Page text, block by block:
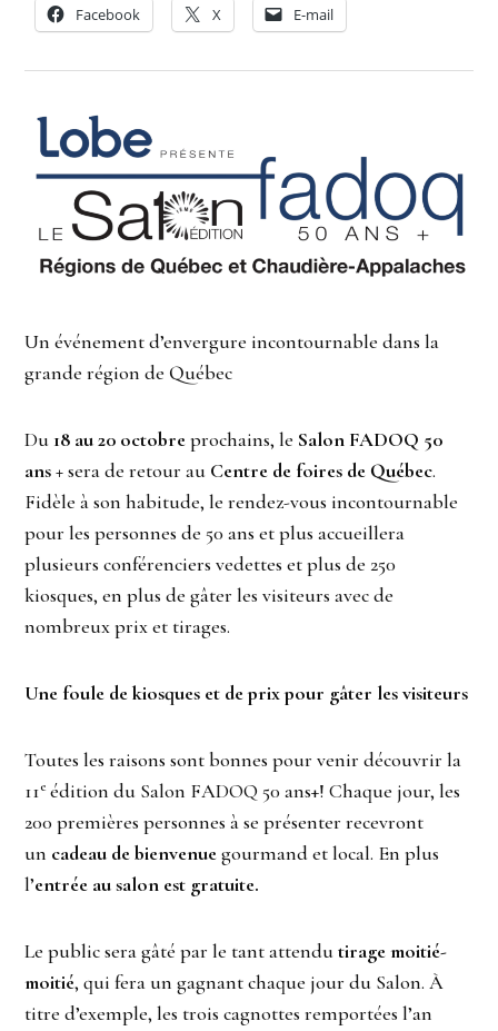
Facebook
X E-mail
Un événement d’envergure incontournable dans la
grande région de Québec
Du 18 au 20 octobreprochains, le Salon FADOQ 50
ans +sera de retour au Centre de foires de Québec.
Fidèle à son habitude, le rendez-vous incontournable
pour les personnes de 50 ans et plus accueillera
plusieurs conférenciers vedettes et plus de 250
kiosques, en plus de gâter les visiteurs avec de
nombreux prix et tirages.
Une foule de kiosques et de prix pour gâter les visiteurs
Toutes les raisons sont bonnes pour venir découvrir la
11e édition du Salon FADOQ 50 ans+! Chaque jour, les
200 premières personnes à se présenter recevront
un cadeau de bienvenuegourmand et local. En plus
l’entrée au salon est gratuite.
Le public sera gâté par le tant attendutirage moitié-
moitié, qui fera un gagnant chaque jour du Salon. À
titre d’exemple, les trois cagnottes remportées l’an